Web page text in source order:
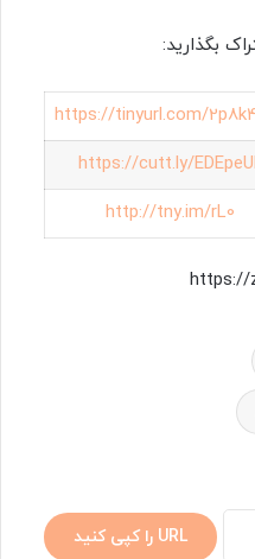
بگذارید:
https://tinyurl.com/
https://cutt.ly/
http://tny.im/rL0
https://
URL را کپی کنید